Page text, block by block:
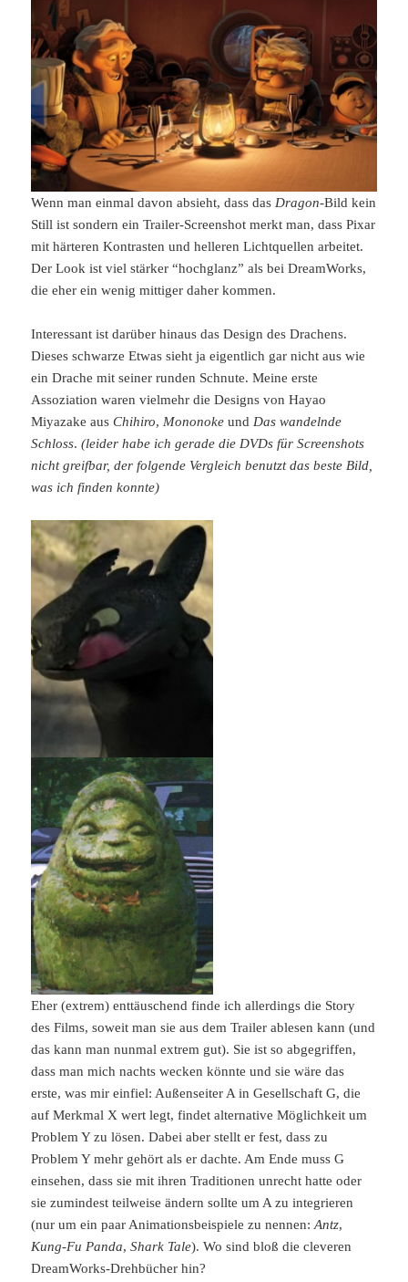
Wenn man einmal davon absieht, dass das Dragon-Bild kein
Still ist sondern ein Trailer-Screenshot merkt man, dass Pixar
mit härteren Kontrasten und helleren Lichtquellen arbeitet.
Der Look ist viel stärker “hochglanz” als bei DreamWorks,
die eher ein wenig mittiger daher kommen.
Interessant ist darüber hinaus das Design des Drachens.
Dieses schwarze Etwas sieht ja eigentlich gar nicht aus wie
ein Drache mit seiner runden Schnute. Meine erste
Assoziation waren vielmehr die Designs von Hayao
Miyazake ausChihiro, Mononoke und Das wandelnde
Schloss.(leider habe ich gerade die DVDs für Screenshots
nicht greifbar, der folgende Vergleich benutzt das beste Bild,
was ich finden konnte)
Eher (extrem) enttäuschend finde ich allerdings die Story
des Films, soweit man sie aus dem Trailer ablesen kann (und
das kann man nunmal extrem gut). Sie ist so abgegriffen,
dass man mich nachts wecken könnte und sie wäre das
erste, was mir einfiel: Außenseiter A in Gesellschaft G, die
auf Merkmal X wert legt, findet alternative Möglichkeit um
Problem Y zu lösen. Dabei aber stellt er fest, dass zu
Problem Y mehr gehört als er dachte. Am Ende muss G
einsehen, dass sie mit ihren Traditionen unrecht hatte oder
sie zumindest teilweise ändern sollte um A zu integrieren
(nur um ein paar Animationsbeispiele zu nennen:Antz,
Kung-Fu Panda,Shark Tale). Wo sind bloß die cleveren
DreamWorks-Drehbücher hin?